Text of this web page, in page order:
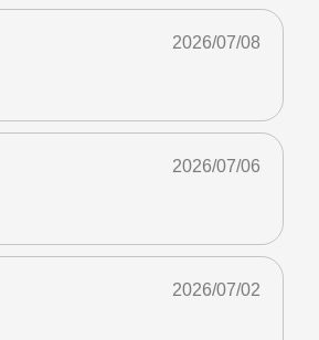
2026/07/08
2026/07/06
2026/07/02